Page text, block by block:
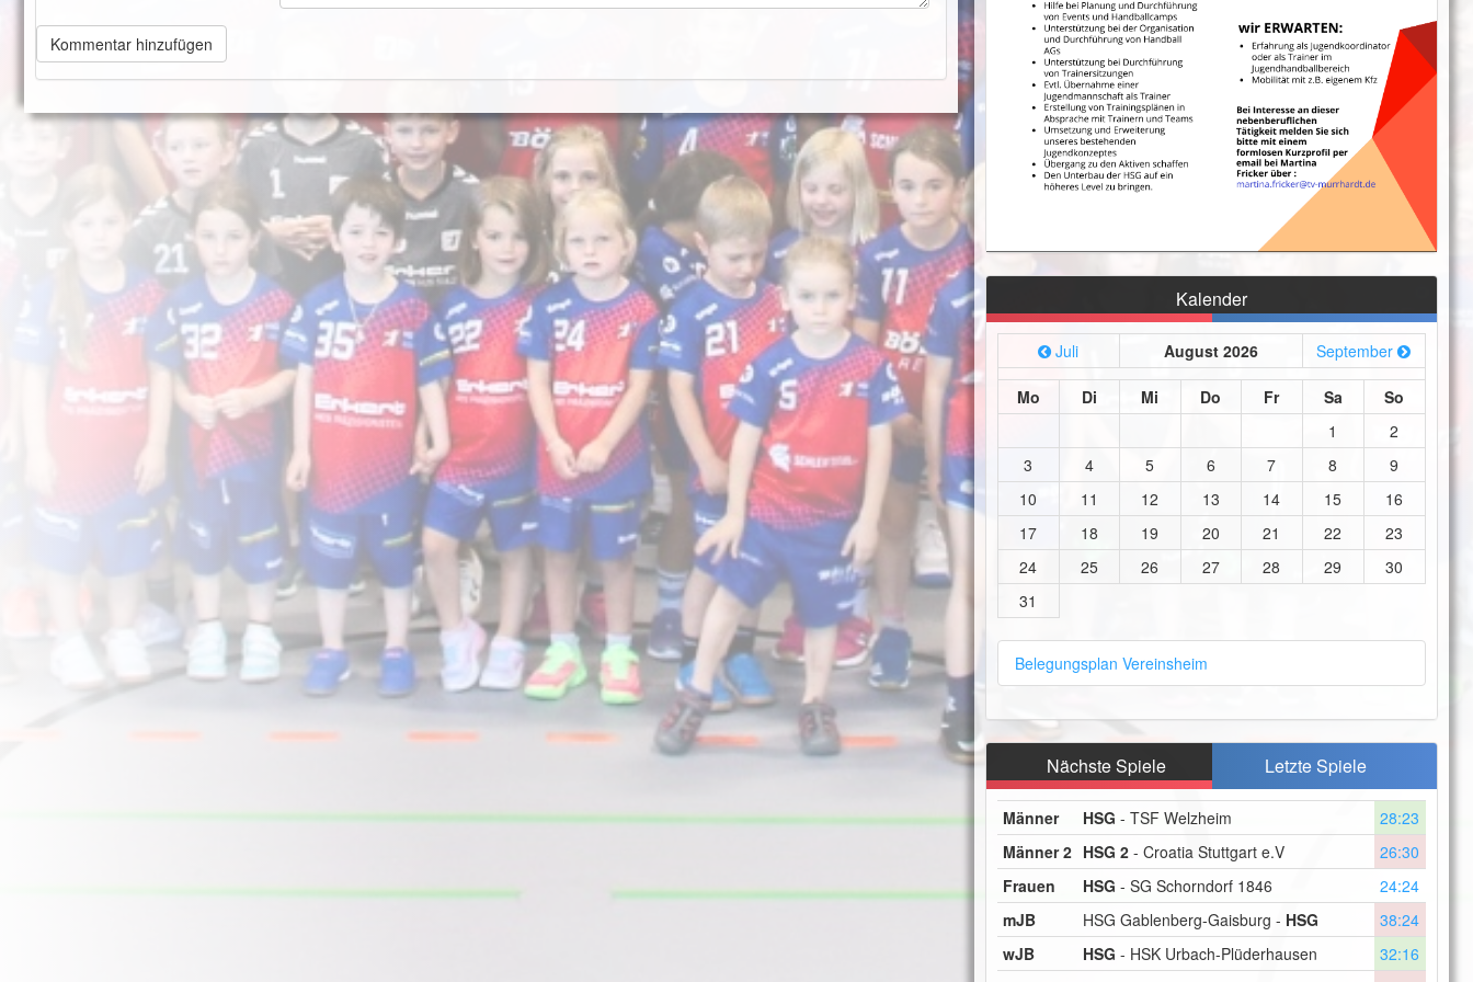
Kommentar hinzufügen
Kalender
Juli August 2026 September
Mo Di Mi Do Fr Sa
So
1
2
3
4 5 6 7 8
9
10
11 12 13 14 15
16
17
18 19 20 21 22
23
24
25 26 27 28 29
30
31
Belegungsplan Vereinsheim
Nächste Spiele Letzte Spiele
Männer HSG - TSF Welzheim
28:23
Männer 2 HSG 2- Croatia Stuttgart e.V
26:30
Frauen
HSG - SG Schorndorf 1846
24:24
mJB
HSG Gablenberg-Gaisburg - HSG
38:24
wJB
HSG - HSK Urbach-Plüderhausen
32:16